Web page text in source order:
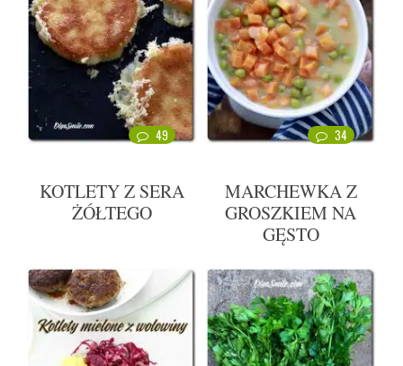
49
KOTLETY Z SERA
ŻÓŁTEGO
34
MARCHEWKA Z
GROSZKIEM NA
GĘSTO